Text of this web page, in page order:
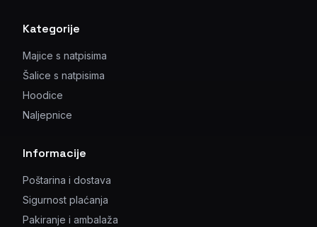
Kategorije
Majice s natpisima
Šalice s natpisima
Hoodice
Naljepnice
Informacije
Poštarina i dostava
Sigurnost plaćanja
Pakiranje i ambalaža